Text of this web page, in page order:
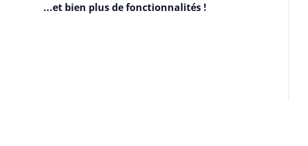
...et bien plus de fonctionnalités !